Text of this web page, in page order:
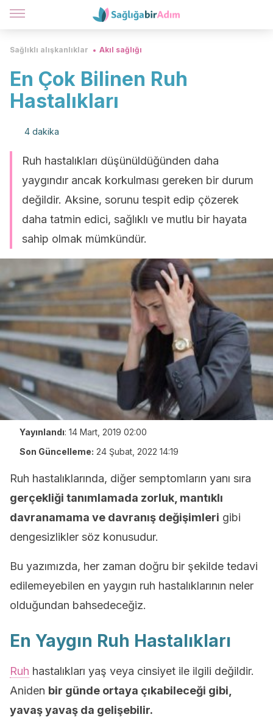
Sağlıklı alışkanlıklar Akıl sağlığı
En Çok Bilinen Ruh
Hastalıkları
4 dakika
Ruh hastalıkları düşünüldüğünden daha
yaygındır ancak korkulması gereken bir durum
değildir. Aksine, sorunu tespit edip çözerek
daha tatmin edici, sağlıklı ve mutlu bir hayata
sahip olmak mümkündür.
Yayınlandı: 14 Mart, 2019 02:00
Son Güncelleme: 24 Şubat, 2022 14:19
Ruh hastalıklarında, diğer semptomların yanı sıra
gerçekliği tanımlamada zorluk, mantıklı
davranamama ve davranış değişimleri gibi
dengesizlikler söz konusudur.
Bu yazımızda, her zaman doğru bir şekilde tedavi
edilemeyebilen en yaygın ruh hastalıklarının neler
olduğundan bahsedeceğiz.
En Yaygın Ruh Hastalıkları
Ruh hastalıkları yaş veya cinsiyet ile ilgili değildir.
Aniden bir günde ortaya çıkabileceği gibi,
yavaş yavaş da gelişebilir.